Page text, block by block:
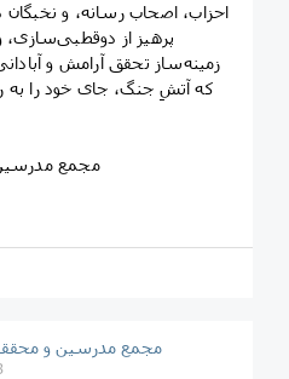
احزاب، اصحاب رسانه، و
پرهیز از دوقطبی‌سازی،
زمینه‌ساز تحقق آرامش و
که آتشِ جنگ، جای خود را به
مجمع
مجمع مدرسین و